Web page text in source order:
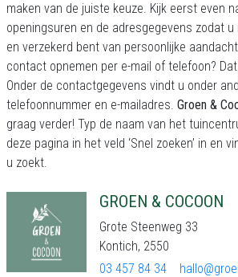
maken van de juiste keuze. Kijk eerst even
openingsuren en de adresgegevens zodat
en verzekerd bent van persoonlijke
contact opnemen per e-mail of telefoon?
Onder de contactgegevens vindt u onder
telefoonnummer en e-mailadres. Groen &
graag verder! Typ de naam van het
deze pagina in het veld ‘Snel zoeken’ in en
u zoekt.
GROEN & COCOON
Grote Steenweg 33
Kontich, 2550
03 457 84 34